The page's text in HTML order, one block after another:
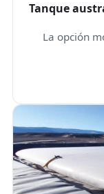
Tanque
La opción